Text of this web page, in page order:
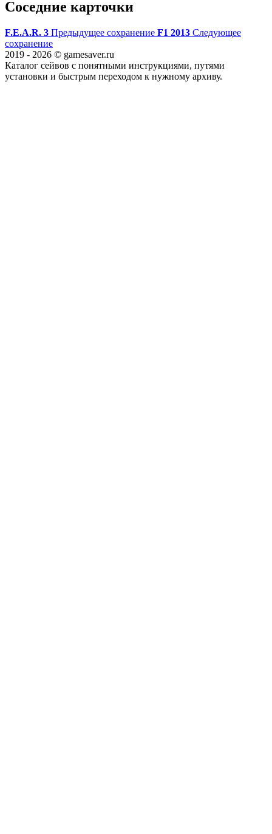
Соседние карточки
F.E.A.R. 3 Предыдущее сохранение F1 2013 Следующее
сохранение
2019 - 2026 © gamesaver.ru
Каталог сейвов с понятными инструкциями, путями
установки и быстрым переходом к нужному архиву.